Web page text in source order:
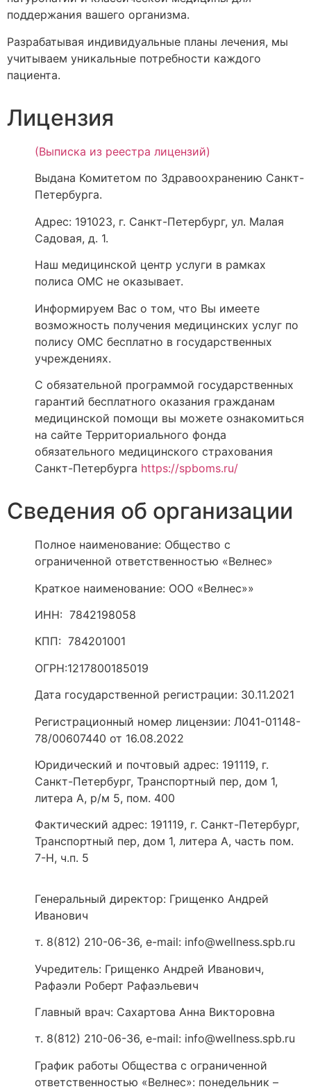
поддержания вашего организма.
Разрабатывая индивидуальные планы лечения, мы
учитываем уникальные потребности каждого
пациента.
Лицензия
(Выписка из реестра лицензий)
Выдана Комитетом по Здравоохранению Санкт-
Петербурга.
Адрес: 191023, г. Санкт-Петербург, ул. Малая
Садовая, д. 1.
Наш медицинской центр услуги в рамках
полиса ОМС не оказывает.
Информируем Вас о том, что Вы имеете
возможность получения медицинских услуг по
полису ОМС бесплатно в государственных
учреждениях.
С обязательной программой государственных
гарантий бесплатного оказания гражданам
медицинской помощи вы можете ознакомиться
на сайте Территориального фонда
обязательного медицинского страхования
Санкт-Петербурга https://spboms.ru/
Сведения об организации
Полное наименование: Общество с
ограниченной ответственностью «Велнес»
Краткое наименование: ООО «Велнес»»
ИНН: 7842198058
КПП: 784201001
ОГРН:1217800185019
Дата государственной регистрации: 30.11.2021
Регистрационный номер лицензии: Л041-01148-
78/00607440 от 16.08.2022
Юридический и почтовый адрес: 191119, г.
Санкт-Петербург, Транспортный пер, дом 1,
литера А, р/м 5, пом. 400
Фактический адрес: 191119, г. Санкт-Петербург,
Транспортный пер, дом 1, литера А, часть пом.
7-Н, ч.п. 5
Генеральный директор: Грищенко Андрей
Иванович
т. 8(812) 210-06-36, e-mail: info@wellness.spb.ru
Учредитель: Грищенко Андрей Иванович,
Рафаэли Роберт Рафаэльевич
Главный врач: Сахартова Анна Викторовна
т. 8(812) 210-06-36, e-mail: info@wellness.spb.ru
График работы Общества с ограниченной
ответственностью «Велнес»: понедельник –